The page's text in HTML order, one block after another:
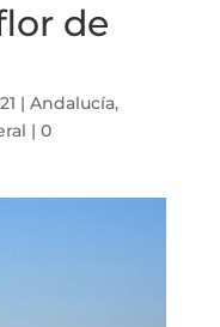
de
| Andalucía,
| 0